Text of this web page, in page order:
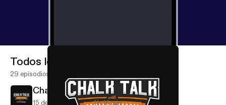
Todos los episodios
29 episodios
Chalk Talk Podcast Episode 30
15 de mar de 2019 1 h 14 min